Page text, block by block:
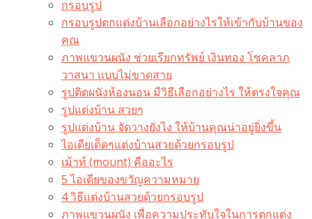
กรอบรูป
กรอบรูปตกแต่งบ้านเลือกอย่างไรให้เข้ากับบ้านของ
คุณ
ภาพแขวนผนัง ช่วยเรียกทรัพย์ เงินทอง โชคลาภ
วาสนา แบบไม่ขาดสาย
รูปติดผนังห้องนอน มีวิธีเลือกอย่างไร ให้ตรงใจคุณ
รูปแต่งบ้าน สวยๆ
รูปแต่งบ้าน จัดวางยังไง ให้บ้านคุณน่าอยู่ยิ่งขึ้น
ไอเดียเด็ดๆแต่งบ้านสวยด้วยกรอบรูป
เม้าท์ (mount) คืออะไร​
5 ไอเดียของขวัญความหมาย
4 วิธีแต่งบ้านสวยด้วยกรอบรูป
ภาพแขวนผนัง เพื่อความประทับใจในการตกแต่ง